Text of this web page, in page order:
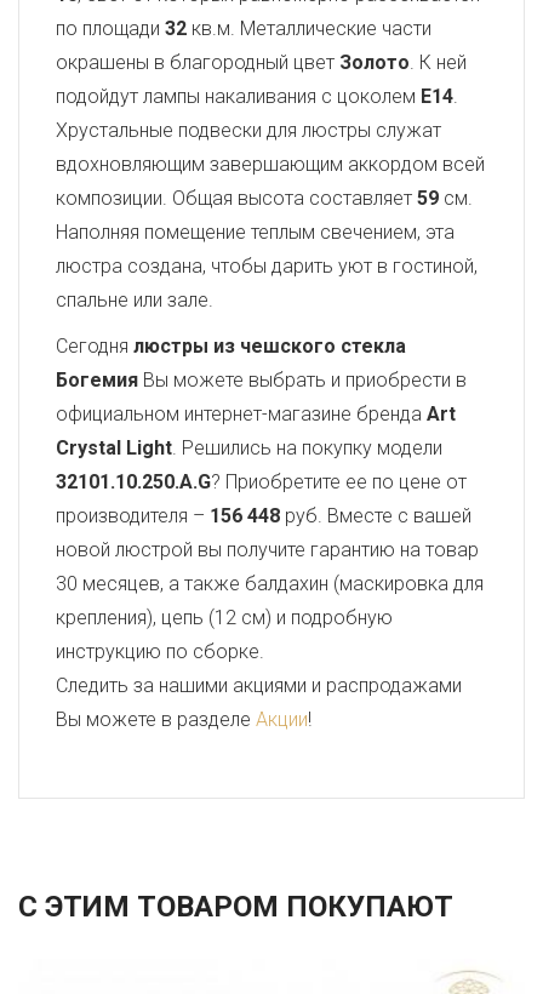
по площади 32 кв.м. Металлические части
окрашены в благородный цвет Золото. К ней
подойдут лампы накаливания с цоколем E14.
Хрустальные подвески для люстры служат
вдохновляющим завершающим аккордом всей
композиции. Общая высота составляет 59 см.
Наполняя помещение теплым свечением, эта
люстра создана, чтобы дарить уют в гостиной,
спальне или зале.
Сегодня люстры из чешского стекла
Богемия Вы можете выбрать и приобрести в
официальном интернет-магазине бренда Art
Crystal Light. Решились на покупку модели
32101.10.250.A.G? Приобретите ее по цене от
производителя – 156 448 руб. Вместе с вашей
новой люстрой вы получите гарантию на товар
30 месяцев, а также балдахин (маскировка для
крепления), цепь (12 см) и подробную
инструкцию по сборке.
Следить за нашими акциями и распродажами
Вы можете в разделе Акции!
С ЭТИМ ТОВАРОМ ПОКУПАЮТ